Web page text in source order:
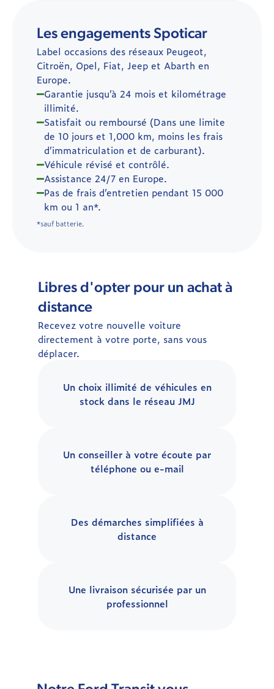
Les engagements Spoticar
Label occasions des réseaux Peugeot,
Citroën, Opel, Fiat, Jeep et Abarth en
Europe.
Garantie jusqu’à 24 mois et kilométrage
illimité.
Satisfait ou remboursé (Dans une limite
de 10 jours et 1,000 km, moins les frais
d’immatriculation et de carburant).
Véhicule révisé et contrôlé.
Assistance 24/7 en Europe.
Pas de frais d’entretien pendant 15 000
km ou 1 an*.
*sauf batterie.
Libres d'opter pour un achat à
distance
Recevez votre nouvelle voiture
directement à votre porte, sans vous
déplacer.
Un choix illimité de véhicules en
stock dans le réseau JMJ
Un conseiller à votre écoute par
téléphone ou e-mail
Des démarches simplifiées à
distance
Une livraison sécurisée par un
professionnel